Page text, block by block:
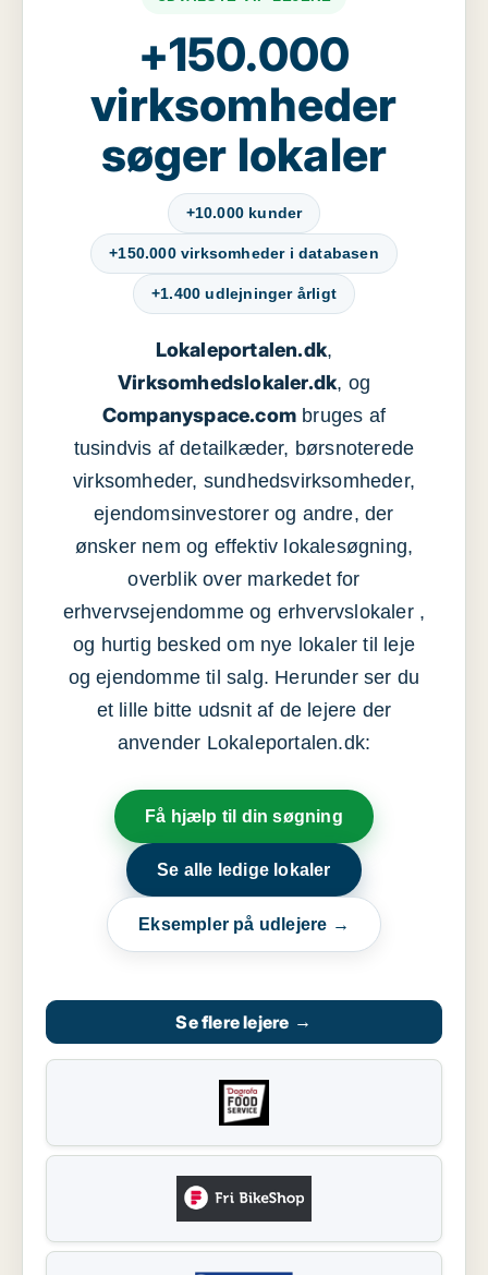
+150.000
virksomheder
søger lokaler
+10.000 kunder
+150.000 virksomheder i databasen
+1.400 udlejninger årligt
Lokaleportalen.dk,
Virksomhedslokaler.dk, og
Companyspace.com bruges af
tusindvis af detailkæder, børsnoterede
virksomheder, sundhedsvirksomheder,
ejendomsinvestorer og andre, der
ønsker nem og effektiv lokalesøgning,
overblik over markedet for
erhvervsejendomme og erhvervslokaler ,
og hurtig besked om nye lokaler til leje
og ejendomme til salg. Herunder ser du
et lille bitte udsnit af de lejere der
anvender Lokaleportalen.dk:
Få hjælp til din søgning
Se alle ledige lokaler
Eksempler på udlejere →
Se flere lejere →